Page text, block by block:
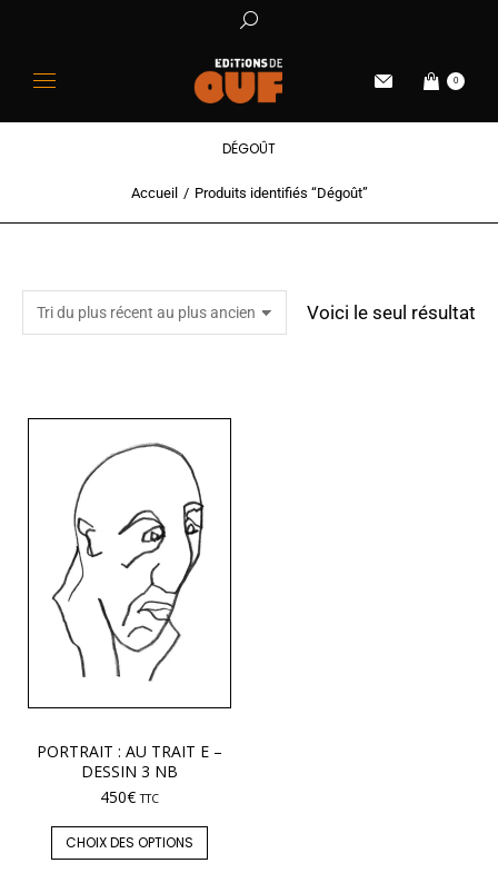
0
DÉGOÛT
Vous êtes ici :Accueil Produits identifiés “Dégoût”
Voici le seul résultat
PORTRAIT : AU TRAIT E –
DESSIN 3 NB
450€ TTC
CHOIX DES OPTIONS